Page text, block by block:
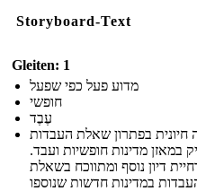
Storyboard-Text
Gleiten: 1
מדוע פעל כפי שפעל
חופשי
עֶבֶד
בפתרון שאלת העבדות
מדינות חופשיות ועבד.
דיון נוסף ומתווכח בשאלת